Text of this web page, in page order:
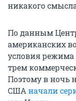
никакого
По данным
американских
условия
трем
Поэтому в ночь
СШАначали